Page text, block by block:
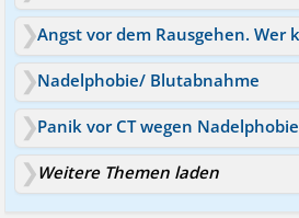
Nadelphobie/ Blutabnahme
Panik vor CT wegen Nadelphobie
Weitere Themen laden